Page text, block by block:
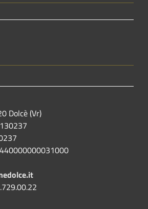
Dolcè (Vr)